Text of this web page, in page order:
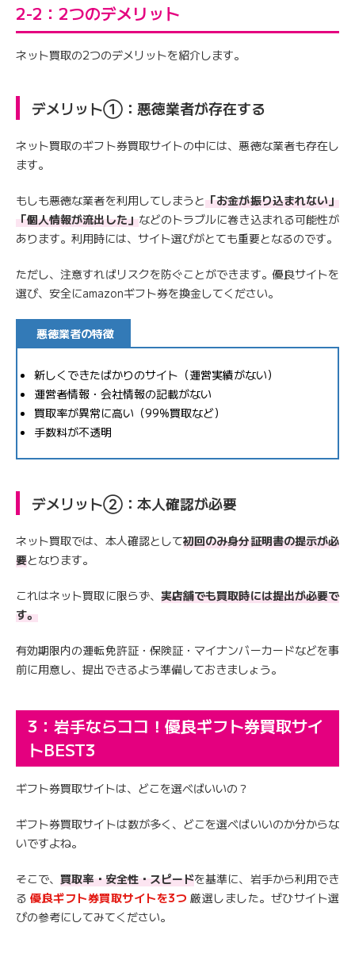
2-2：2つのデメリット
ネット買取の2つのデメリットを紹介します。
デメリット①：悪徳業者が存在する
ネット買取のギフト券買取サイトの中には、悪徳な業者も存在し
ます。
もしも悪徳な業者を利用してしまうと「お金が振り込まれない」
「個人情報が流出した」などのトラブルに巻き込まれる可能性が
あります。利用時には、サイト選びがとても重要となるのです。
ただし、注意すればリスクを防ぐことができます。優良サイトを
選び、安全にamazonギフト券を換金してください。
悪徳業者の特徴
新しくできたばかりのサイト（運営実績がない）
運営者情報・会社情報の記載がない
買取率が異常に高い（99%買取など）
手数料が不透明
デメリット②：本人確認が必要
ネット買取では、本人確認として初回のみ身分証明書の提示が必
要となります。
これはネット買取に限らず、 実店舗でも買取時には提出が必要で
す。
有効期限内の運転免許証・保険証・マイナンバーカードなどを事
前に用意し、提出できるよう準備しておきましょう。
3：岩手ならココ！優良ギフト券買取サイ
トBEST3
ギフト券買取サイトは、どこを選べばいいの？
ギフト券買取サイトは数が多く、どこを選べばいいのか分からな
いですよね。
そこで、買取率・安全性・スピードを基準に、岩手から利用でき
る 優良ギフト券買取サイトを3つ 厳選しました。ぜひサイト選
びの参考にしてみてください。